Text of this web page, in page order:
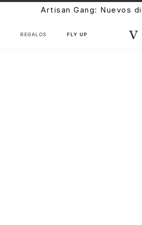
Artisan Gang: Nuevos
REGALOS FLY UP